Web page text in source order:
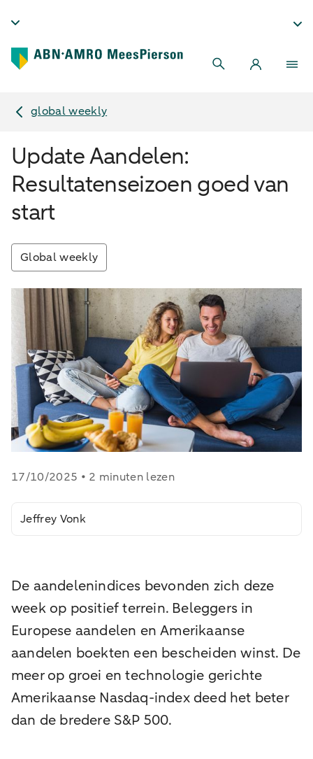
global weekly
Update Aandelen:
Resultatenseizoen goed van
start
Global weekly
17/10/2025 • 2 minuten lezen
Jeffrey Vonk
De aandelenindices bevonden zich deze
week op positief terrein. Beleggers in
Europese aandelen en Amerikaanse
aandelen boekten een bescheiden winst. De
meer op groei en technologie gerichte
Amerikaanse Nasdaq-index deed het beter
dan de bredere S&P 500.